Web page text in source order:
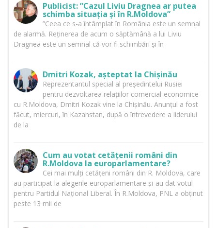
Publicist: ”Cazul Liviu Dragnea ar putea
schimba situația și în R.Moldova”
”Ceea ce s-a întâmplat în România este un semnal
de alarmă. Reținerea de acum o săptămână a lui Liviu
Dragnea este un semnal că vor fi schimbări și în
Dmitri Kozak, așteptat la Chișinău
Reprezentantul special al președintelui Rusiei
pentru dezvoltarea relațiilor comercial-economice
cu R.Moldova, Dmitri Kozak vine la Chișinău. Anunțul a fost
făcut, miercuri, în Kazahstan, după o întrevedere a liderului
de la
Cum au votat cetățenii români din
R.Moldova la europarlamentare?
Cei mai mulți cetățeni români din R. Moldova, care
au participat la alegerile europarlamentare și-au dat votul
pentru Partidul Național Liberal. În R.Moldova, PNL a obținut
peste 13 mii de